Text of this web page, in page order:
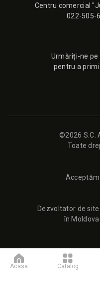
Сentru comercial
022-505-
Urmăriți-ne
pentru a
©2026 S.C.
Toate
Acceptăm
Dezvoltator de
în Moldova
Acasa Catalog